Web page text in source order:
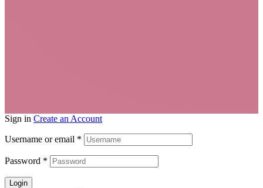
Sign in Create an Account
Username or email *
Password *
Login